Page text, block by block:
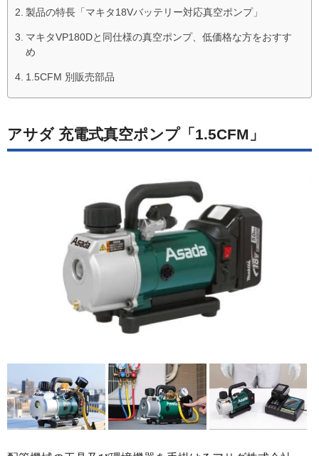
製品の特長「マキタ18Vバッテリー対応真空ポンプ」
マキタVP180Dと同仕様の真空ポンプ、低価格な方をおすす
め
1.5CFM 別販売部品
アサダ 充電式真空ポンプ「1.5CFM」